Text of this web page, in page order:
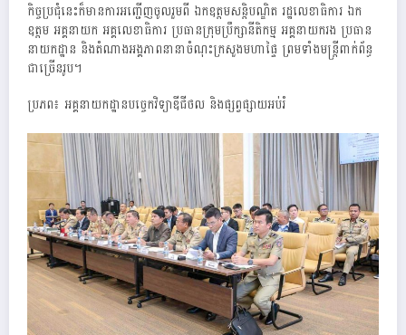
កិច្ចប្រជុំនេះក៏មានការអញ្ជើញចូលរួមពី ឯកឧត្តមសន្តិបណ្ឌិត រដ្ឋលេខាធិការ ឯក
ឧត្តម អគ្គនាយក អគ្គលេខាធិការ ប្រធានក្រុមប្រឹក្សានីតិកម្ម អគ្គនាយករង ប្រធាន
នាយកដ្ឋាន និងតំណាងអង្គភាពនានាចំណុះក្រសួងមហាផ្ទៃ ព្រមទាំងមន្រ្តីពាក់ព័ន្ធ
ជាច្រើនរូប។
ប្រភព៖ អគ្គនាយកដ្ឋានបច្ចេកវិទ្យាឌីជីថល និងផ្សព្វផ្សាយអប់រំ